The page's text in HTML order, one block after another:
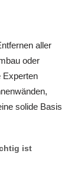
aller
oder
Experten
solide Basis
ist